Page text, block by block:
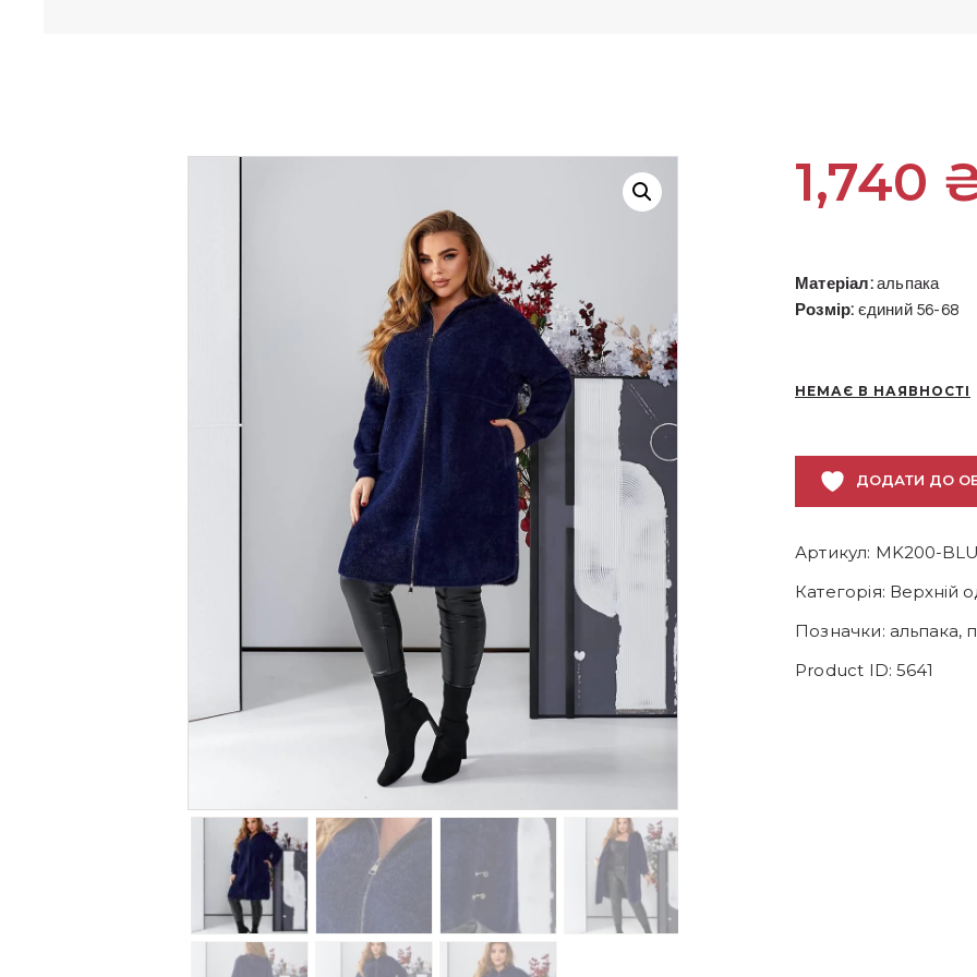
1,740
Матеріал:альпака
Розмір: єдиний 56-68
НЕМАЄ В НАЯВНОСТІ
ДОДАТИ ДО
Артикул: MK200-BLU
Категорія: Верхній
Позначки: альпака,
Product ID:5641